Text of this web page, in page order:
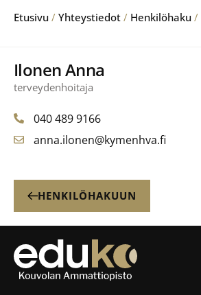
Etusivu / Yhteystiedot / Henkilöhaku /
Ilonen Anna
terveydenhoitaja
040 489 9166
anna.ilonen@kymenhva.fi
HENKILÖHAKUUN